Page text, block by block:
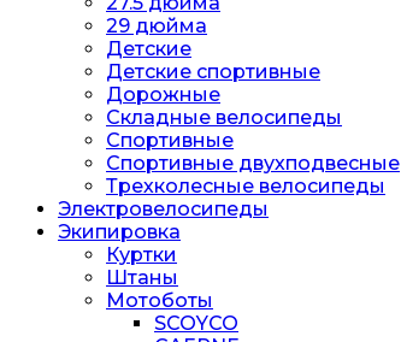
29 дюйма
Детские
Детские спортивные
Дорожные
Складные велосипеды
Спортивные
Спортивные двухподвесные
Трехколесные велосипеды
Электровелосипеды
Экипировка
Куртки
Штаны
Мотоботы
SCOYCO